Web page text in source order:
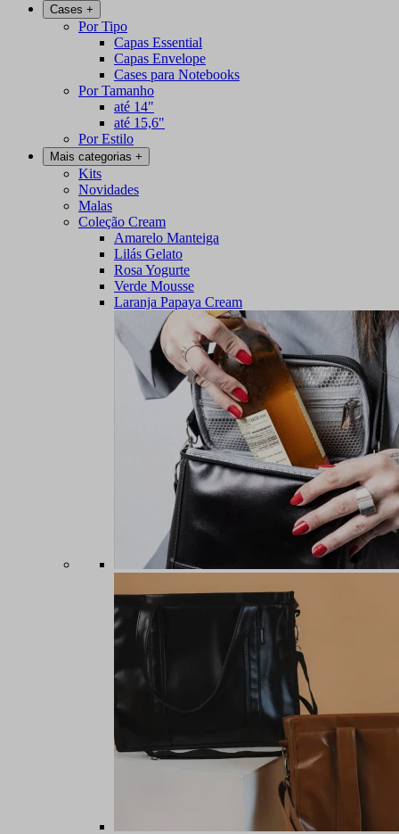
Cases +
Por Tipo
Capas Essential
Capas Envelope
Cases para Notebooks
Por Tamanho
até 14"
até 15,6"
Por Estilo
Mais categorias +
Kits
Novidades
Malas
Coleção Cream
Amarelo Manteiga
Lilás Gelato
Rosa Yogurte
Verde Mousse
Laranja Papaya Cream